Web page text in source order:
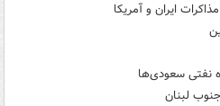
ایران و آمریکا
نفتی سعودی‌ها
لبنان